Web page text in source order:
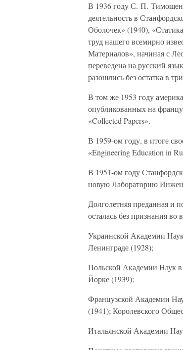
В 1936 году С. П.
деятельность в
Оболочек» (1940),
труд нашего всемирно
Материалов», начиная с
переведена на русский
разошлись без остатка в
В том же 1953 году
опубликованных на
«Collected Papers».
В 1959-ом году, в итоге
«Engineering Education in
В 1951-ом году
новую Лабораторию
Долголетняя преданная и
осталась без признания
Украинской Академии
Ленинграде (1928);
Польской Академии Наук
Йорке (1939);
Французской Академии
(1941); Королевского
Итальянской Академии